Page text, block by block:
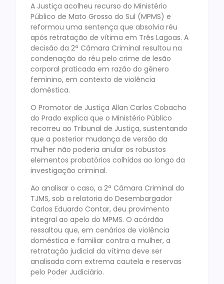
A Justiça acolheu recurso do Ministério
Público de Mato Grosso do Sul (MPMS) e
reformou uma sentença que absolvia réu
após retratação de vítima em Três Lagoas. A
decisão da 2ª Câmara Criminal resultou na
condenação do réu pelo crime de lesão
corporal praticada em razão do gênero
feminino, em contexto de violência
doméstica.
O Promotor de Justiça Allan Carlos Cobacho
do Prado explica que o Ministério Público
recorreu ao Tribunal de Justiça, sustentando
que a posterior mudança de versão da
mulher não poderia anular os robustos
elementos probatórios colhidos ao longo da
investigação criminal.
Ao analisar o caso, a 2ª Câmara Criminal do
TJMS, sob a relatoria do Desembargador
Carlos Eduardo Contar, deu provimento
integral ao apelo do MPMS. O acórdão
ressaltou que, em cenários de violência
doméstica e familiar contra a mulher, a
retratação judicial da vítima deve ser
analisada com extrema cautela e reservas
pelo Poder Judiciário.